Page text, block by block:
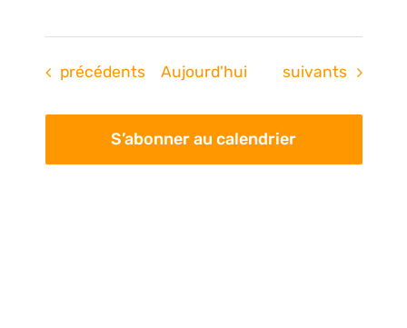
Évènements
précédents Aujourd'hui Évènements
suivants
S’abonner au calendrier